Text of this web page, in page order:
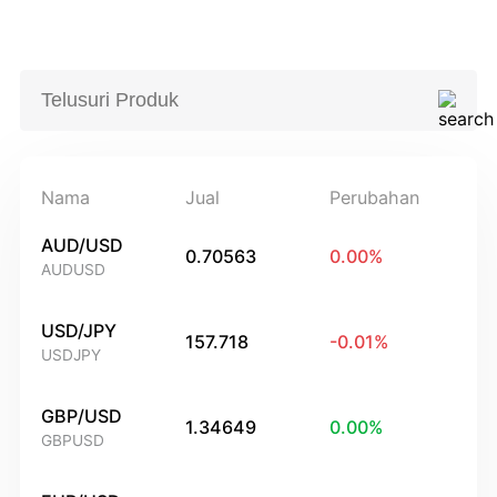
Nama Jual Perubahan
AUD/USD
AUDUSD
0.70563 0.00%
USD/JPY
USDJPY
157.718 -0.01%
GBP/USD
GBPUSD
1.34649 0.00%